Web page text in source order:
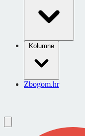
Kolumne
Zbogom.hr